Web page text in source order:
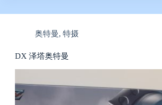
奥特曼, 特摄
DX 泽塔奥特曼